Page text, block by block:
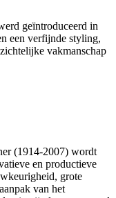
geïntroduceerd in
een verfijnde styling,
vakmanschap
(1914-2007) wordt
en productieve
grote
van het